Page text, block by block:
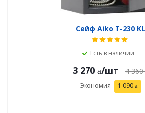
Сейф Aiko T-230 KL
Есть в наличии
3 270 /шт 4 360
Экономия 1 090